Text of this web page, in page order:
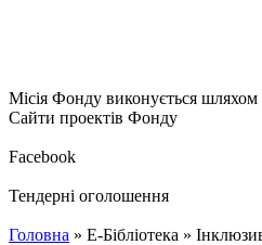
Місія Фонду виконується шляхом
Сайти проектів Фонду
Facebook
Тендерні оголошення
Головна » Е-Бібліотека »